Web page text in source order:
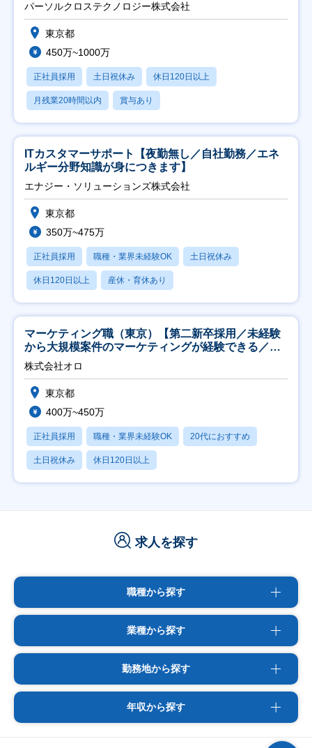
パーソルクロステクノロジー株式会社
東京都
450万~1000万
正社員採用 土日祝休み 休日120日以上
月残業20時間以内 賞与あり
ITカスタマーサポート【夜勤無し／自社勤務／エネ
ルギー分野知識が身につきます】
エナジー・ソリューションズ株式会社
東京都
350万~475万
正社員採用 職種・業界未経験OK 土日祝休み
休日120日以上 産休・育休あり
マーケティング職（東京）【第二新卒採用／未経験
から大規模案件のマーケティングが経験できる／研
修充実】
株式会社オロ
東京都
400万~450万
正社員採用 職種・業界未経験OK 20代におすすめ
土日祝休み 休日120日以上
求人を探す
職種から探す
業種から探す
勤務地から探す
年収から探す